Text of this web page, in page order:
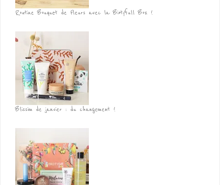
Routine Bouquet de Fleurs avec la Biotyfull Box !
Blissim de janvier : du changement !